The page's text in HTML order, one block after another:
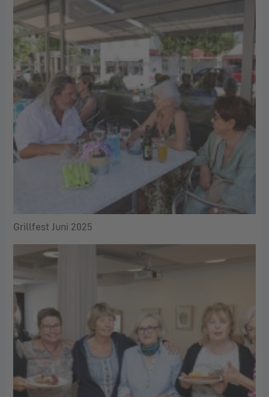
Grillfest Juni 2025